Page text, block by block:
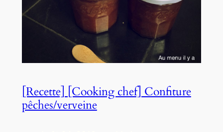
[Recette] [Cooking chef] Confiture
pêches/verveine